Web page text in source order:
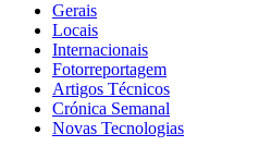
Gerais
Locais
Internacionais
Fotorreportagem
Artigos Técnicos
Crónica Semanal
Novas Tecnologias